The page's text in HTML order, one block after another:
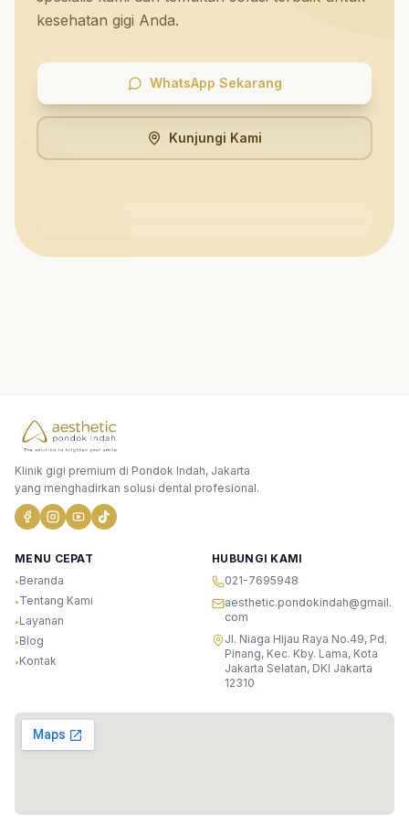
kesehatan gigi Anda.
WhatsApp Sekarang
Kunjungi Kami
Klinik gigi premium di Pondok Indah, Jakarta
yang menghadirkan solusi dental profesional.
MENU CEPAT
•Beranda
•Tentang Kami
•Layanan
•Blog
•Kontak
HUBUNGI KAMI
021-7695948
aesthetic.pondokindah@gmail.
com
Jl. Niaga Hijau Raya No.49, Pd.
Pinang, Kec. Kby. Lama, Kota
Jakarta Selatan, DKI Jakarta
12310